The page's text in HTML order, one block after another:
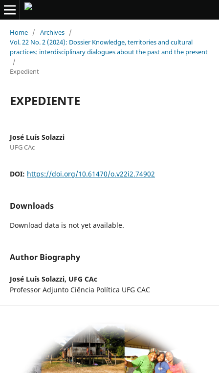
Home / Archives /
Vol. 22 No. 2 (2024): Dossier Knowledge, territories and cultural
practices: interdisciplinary dialogues about the past and the present
/
Expedient
EXPEDIENTE
José Luís Solazzi
UFG CAc
DOI: https://doi.org/10.61470/o.v22i2.74902
Downloads
Download data is not yet available.
Author Biography
José Luís Solazzi, UFG CAc
Professor Adjunto Ciência Política UFG CAC